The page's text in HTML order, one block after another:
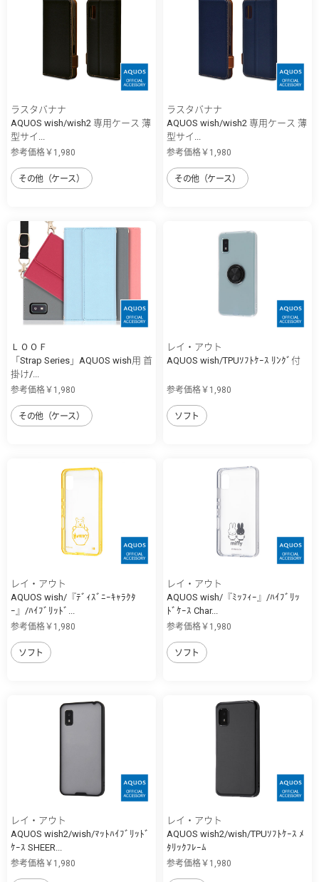
ラスタバナナ
AQUOS wish/wish2 専用ケース 薄
型サイ...
参考価格￥1,980
その他（ケース）
ラスタバナナ
AQUOS wish/wish2 専用ケース 薄
型サイ...
参考価格￥1,980
その他（ケース）
ＬＯＯＦ
「Strap Series」AQUOS wish用 首
掛け/...
参考価格￥1,980
その他（ケース）
レイ・アウト
AQUOS wish/TPUｿﾌﾄｹｰｽ ﾘﾝｸﾞ付
参考価格￥1,980
ソフト
レイ・アウト
AQUOS wish/『ﾃﾞｨｽﾞﾆｰｷｬﾗｸﾀ
ｰ』/ﾊｲﾌﾞﾘｯﾄﾞ...
参考価格￥1,980
ソフト
レイ・アウト
AQUOS wish/『ﾐｯﾌｨｰ』/ﾊｲﾌﾞﾘｯ
ﾄﾞｹｰｽ Char...
参考価格￥1,980
ソフト
レイ・アウト
AQUOS wish2/wish/ﾏｯﾄﾊｲﾌﾞﾘｯﾄﾞ
ｹｰｽ SHEER...
参考価格￥1,980
レイ・アウト
AQUOS wish2/wish/TPUｿﾌﾄｹｰｽ ﾒ
ﾀﾘｯｸﾌﾚｰﾑ
参考価格￥1,980